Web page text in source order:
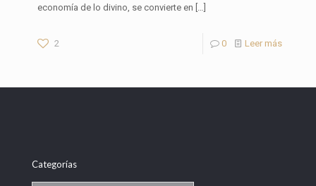
economía de lo divino, se convierte en […]
2 0 Leer más
Categorías